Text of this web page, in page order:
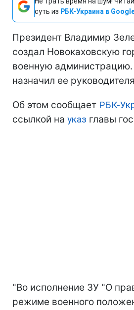
суть из РБК-Украина в
Президент Владимир
создал Новокаховскую
военную
назначил ее
Об этом сообщает РБК-
ссылкой на указ главы
"Во исполнение ЗУ "О
режиме военного